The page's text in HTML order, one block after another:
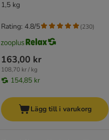
1,5 kg
163,00 kr
108,70 kr / kg
154,85 kr
Rating: 4.8/5 (230)
Lägg till i varukorg